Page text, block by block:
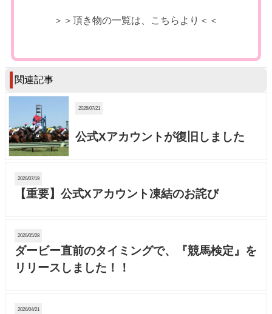
＞＞頂き物の一覧は、こちらより＜＜
関連記事
2026/07/21
公式Xアカウントが復旧しました
2026/07/19
【重要】公式Xアカウント凍結のお詫び
2026/05/28
ダービー直前のタイミングで、『競馬検定』を
リリースしました！！
2026/04/21